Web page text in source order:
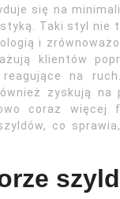
się na
Taki styl nie
i
klientów
na
zyskują na
coraz więcej
co